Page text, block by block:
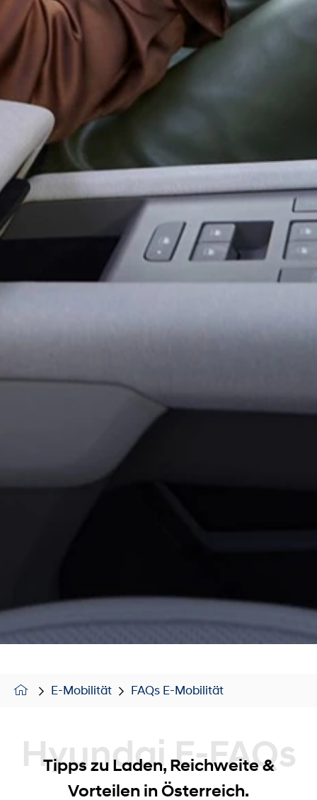
E-Mobilität FAQs E-Mobilität
Hyundai E-FAQs
Tipps zu Laden, Reichweite &
Vorteilen in Österreich.